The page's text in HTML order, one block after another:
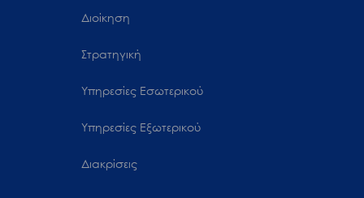
Διοίκηση
Στρατηγική
Υπηρεσίες Εσωτερικού
Υπηρεσίες Εξωτερικού
Διακρίσεις